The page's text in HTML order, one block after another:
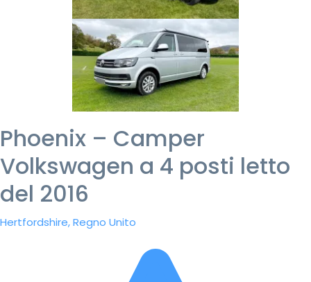
Phoenix – Camper
Volkswagen a 4 posti letto
del 2016
Hertfordshire, Regno Unito